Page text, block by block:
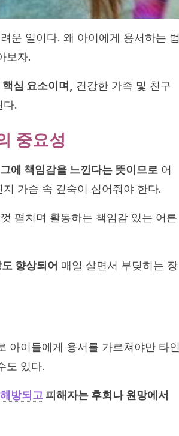
운 일이다. 왜 아이에게 용서하는 법
보자.
심 요소이며,
건강한 가족 및 친구
다.
중요성
에 책임감을 느낀다는 뜻이므로 어
가슴 속 깊숙이 심어줘야 한다.
펼치며 활동하는 책임감 있는 어른
향상되어 매일 살면서 부딪히는 장
아이들에게 용서를 가르쳐야만 타인
도 있다.
방되고 피해자는 후회나 원망에서